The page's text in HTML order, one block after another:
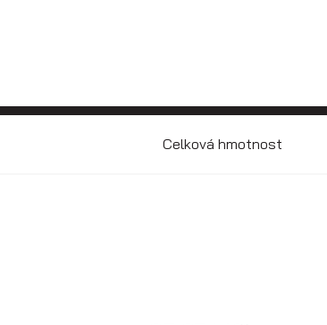
Celková hmotnost